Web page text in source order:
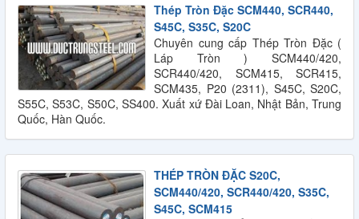
Thép Tròn Đặc SCM440, SCR440,
S45C, S35C, S20C
Chuyên cung cấp Thép Tròn Đặc (
Láp Tròn ) SCM440/420,
SCR440/420, SCM415, SCR415,
SCM435, P20 (2311), S45C, S20C,
S55C, S53C, S50C, SS400. Xuất xứ Đài Loan, Nhật Bản, Trung
Quốc, Hàn Quốc.
THÉP TRÒN ĐẶC S20C,
SCM440/420, SCR440/420, S35C,
S45C, SCM415